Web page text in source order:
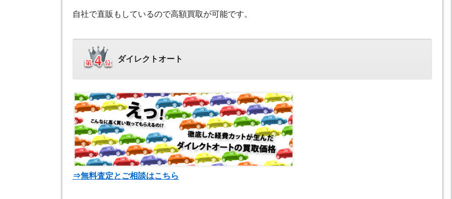
自社で直販もしているので高額買取が可能です。
ダイレクトオート
⇒無料査定とご相談はこちら